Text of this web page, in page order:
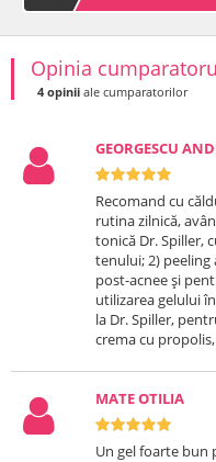
Opinia
4 opinii ale cumparatorilor
GEORGESCU
Recomand cu
rutina zilnică,
tonică Dr. Spiller,
tenului; 2) peeling
post-acnee și
utilizarea gelului
la Dr. Spiller,
crema cu
MATE OTILIA
Un gel foarte bun